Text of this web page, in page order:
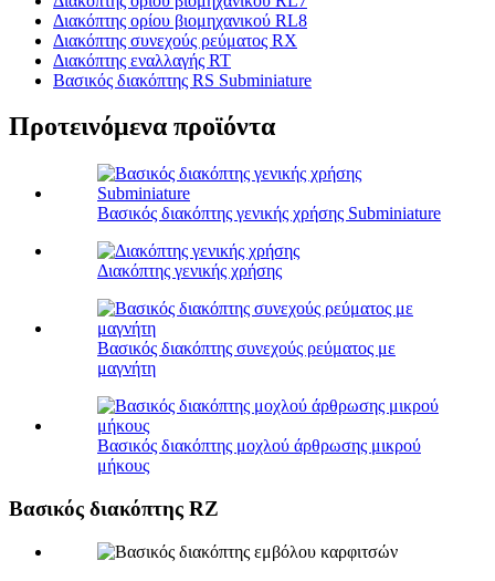
Διακόπτης ορίου βιομηχανικού RL8
Διακόπτης συνεχούς ρεύματος RX
Διακόπτης εναλλαγής RT
Βασικός διακόπτης RS Subminiature
Προτεινόμενα προϊόντα
Βασικός διακόπτης γενικής χρήσης Subminiature
Διακόπτης γενικής χρήσης
Βασικός διακόπτης συνεχούς ρεύματος με
μαγνήτη
Βασικός διακόπτης μοχλού άρθρωσης μικρού
μήκους
Βασικός διακόπτης RZ